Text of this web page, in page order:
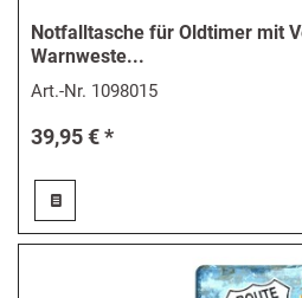
Notfalltasche für Oldtimer mit
Warnweste...
Art.-Nr. 1098015
39,95 € *